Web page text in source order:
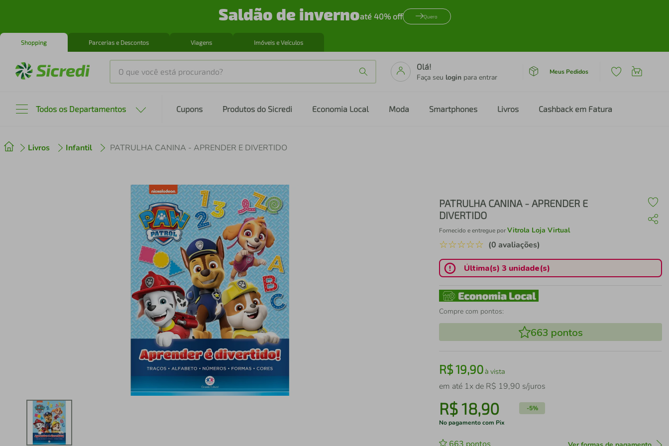
Saldão de invernoaté 40% off Quero
Shopping Parcerias e Descontos Viagens Imóveis e Veículos
O que você está procurando?
Olá!
Faça seu login para entrar
Meus Pedidos
Todos os Departamentos Cupons Produtos do Sicredi Economia Local Moda Smartphones Livros Cashback em Fatura
Livros Infantil PATRULHA CANINA - APRENDER E DIVERTIDO
PATRULHA CANINA - APRENDER E
DIVERTIDO
Fornecido e entregue porVitrola Loja Virtual
☆☆☆☆☆ (0 avaliações)
Última(s) 3 unidade(s)
Compre com pontos:
663 pontos
R$19,90à vista
em até 1x de R$ 19,90 s/juros
R$18,90 -5%
No pagamento com Pix
2º cafeteira
air fryer
iphone